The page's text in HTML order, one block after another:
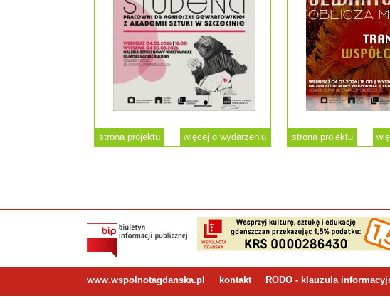
strona projektu więcej o wydarzeniu strona projektu
www.wspolnotagdanska.pl kontakt RODO - klauzula